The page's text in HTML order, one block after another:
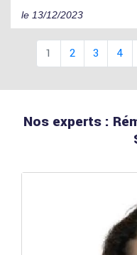
le 13/12/2023
1 2 3 4
Nos experts :